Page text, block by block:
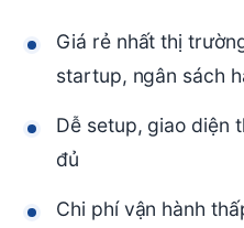
Giá rẻ nhất thị
startup, ngân sách
Dễ setup, giao diện
đủ
Chi phí vận hành